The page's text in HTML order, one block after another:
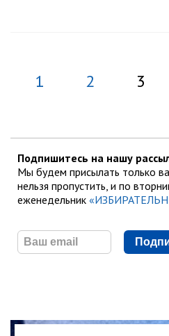
1 2 3
Подпишитесь на нашу
Мы будем присылать только
нельзя пропустить, и по
еженедельник